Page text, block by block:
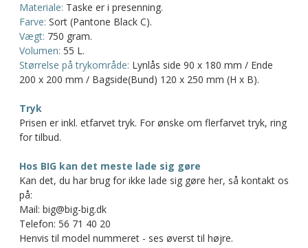
Materiale: Taske er i presenning.
Farve: Sort (Pantone Black C).
Vægt: 750 gram.
Volumen: 55 L.
Størrelse på trykområde: Lynlås side 90 x 180 mm / Ende
200 x 200 mm / Bagside(Bund) 120 x 250 mm (H x B).
Tryk
Prisen er inkl. etfarvet tryk. For ønske om flerfarvet tryk, ring
for tilbud.
Hos BIG kan det meste lade sig gøre
Kan det, du har brug for ikke lade sig gøre her, så kontakt os
på:
Mail: big@big-big.dk
Telefon: 56 71 40 20
Henvis til model nummeret - ses øverst til højre.